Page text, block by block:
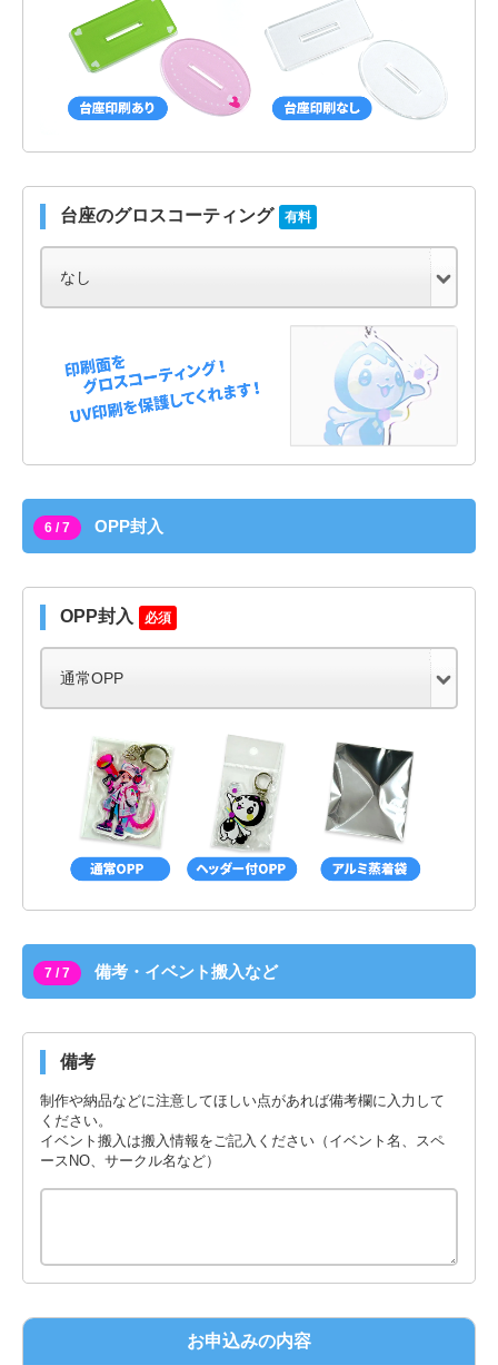
台座のグロスコーティング 有料
6 / 7 OPP封入
OPP封入 必須
7 / 7 備考・イベント搬入など
備考
制作や納品などに注意してほしい点があれば備考欄に入力して
ください。
イベント搬入は搬入情報をご記入ください（イベント名、スペ
ースNO、サークル名など）
お申込みの内容